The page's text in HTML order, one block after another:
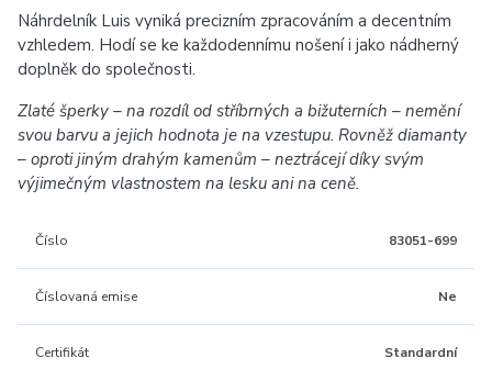
Náhrdelník Luis vyniká precizním zpracováním a decentním
vzhledem. Hodí se ke každodennímu nošení i jako nádherný
doplněk do společnosti.
Zlaté šperky – na rozdíl od stříbrných a bižuterních – nemění
svou barvu a jejich hodnota je na vzestupu. Rovněž diamanty
– oproti jiným drahým kamenům – neztrácejí díky svým
výjimečným vlastnostem na lesku ani na ceně.
Číslo 83051-699
Číslovaná emise Ne
Certifikát Standardní